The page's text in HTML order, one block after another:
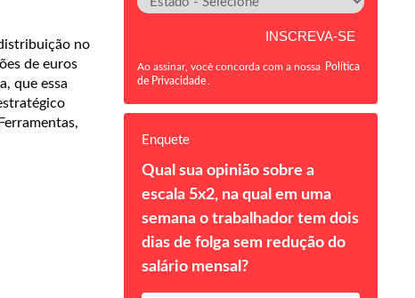
no
de euros
que essa
Ao assinar, você concorda com a nossa Política
de Privacidade
Enquete
Qual sua opinião sobre a
escala 5x2, na qual em uma
semana o trabalhador tem dois
dias de folga sem redução do
salário mensal?